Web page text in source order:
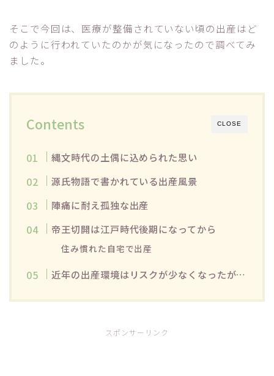
そこで今回は、医療が整備されていない頃の出産はど
のように行われていたのかが気になったので調べてみ
ました。
CLOSE
Contents
縄文時代の土偶に込められた思い
源氏物語で書かれている出産風景
陣痛に耐え孤独な出産
帝王切開は江戸時代後期になってから
住み慣れた自宅で出産
近年の出産環境はリスクが少なくなったが…
スポンサーリンク